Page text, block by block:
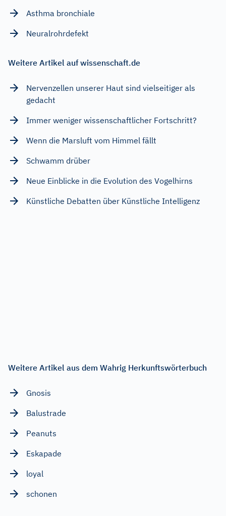
Asthma bronchiale
Neuralrohrdefekt
Weitere Artikel auf wissenschaft.de
Nervenzellen unserer Haut sind vielseitiger als
gedacht
Immer weniger wissenschaftlicher Fortschritt?
Wenn die Marsluft vom Himmel fällt
Schwamm drüber
Neue Einblicke in die Evolution des Vogelhirns
Künstliche Debatten über Künstliche Intelligenz
Weitere Artikel aus dem Wahrig Herkunftswörterbuch
Gnosis
Balustrade
Peanuts
Eskapade
loyal
schonen